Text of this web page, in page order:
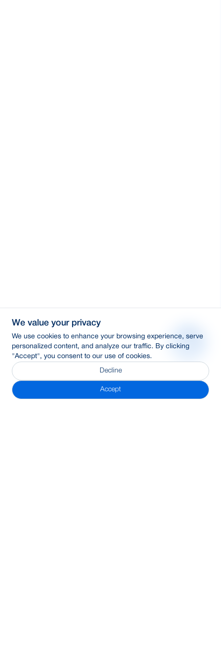
We value your privacy
We use cookies to enhance your browsing experience, serve
personalized content, and analyze our traffic. By clicking
"Accept", you consent to our use of cookies.
Decline
Accept